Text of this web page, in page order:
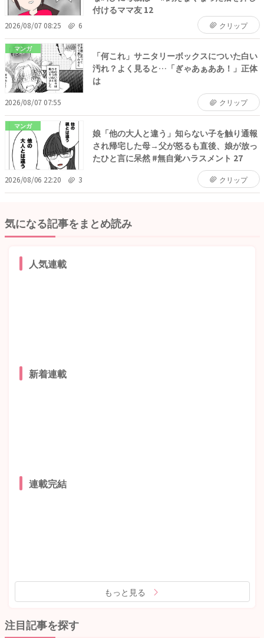
付けるママ友 12
2026/08/07 08:25 6 クリップ
マンガ
「何これ」サニタリーボックスについた白い
汚れ？よく見ると…「ぎゃあぁああ！」正体
は
2026/08/07 07:55 クリップ
マンガ
娘「他の大人と違う」知らない子を触り通報
され帰宅した母→父が怒るも直後、娘が放っ
たひと言に呆然 #無自覚ハラスメント 27
2026/08/06 22:20 3 クリップ
気になる記事をまとめ読み
人気連載
新着連載
連載完結
もっと見る
注目記事を探す